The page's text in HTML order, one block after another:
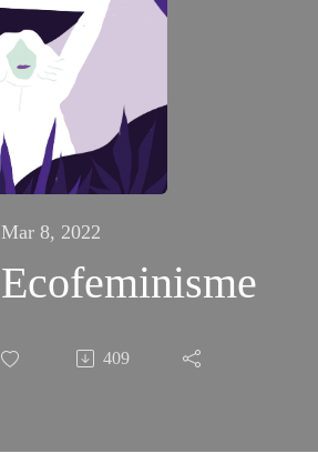
Mar 8, 2022
Ecofeminisme
409